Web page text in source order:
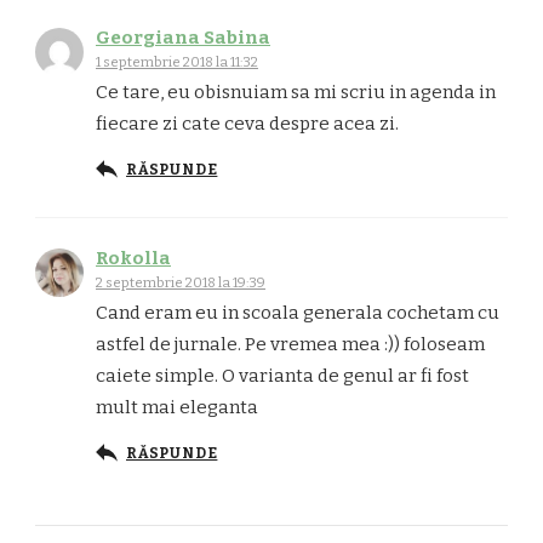
Georgiana Sabina
1 septembrie 2018 la 11:32
Ce tare, eu obisnuiam sa mi scriu in agenda in
fiecare zi cate ceva despre acea zi.
RĂSPUNDE
Rokolla
2 septembrie 2018 la 19:39
Cand eram eu in scoala generala cochetam cu
astfel de jurnale. Pe vremea mea :)) foloseam
caiete simple. O varianta de genul ar fi fost
mult mai eleganta
RĂSPUNDE